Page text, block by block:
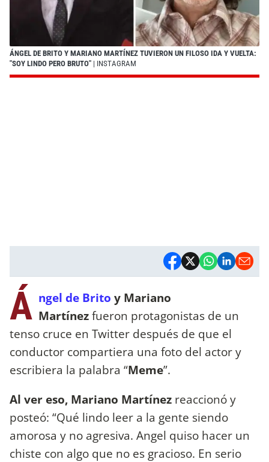
ÁNGEL DE BRITO Y MARIANO MARTÍNEZ TUVIERON UN FILOSO IDA Y VUELTA:
"SOY LINDO PERO BRUTO" | INSTAGRAM
Á ngel de Brito y Mariano
Martínezfueron protagonistas de un
tenso cruce en Twitter después de que el
conductor compartiera una foto del actor y
escribiera la palabra “Meme”.
Al ver eso, Mariano Martínez reaccionó y
posteó: “Qué lindo leer a la gente siendo
amorosa y no agresiva. Angel quiso hacer un
chiste con algo que no es gracioso. En serio